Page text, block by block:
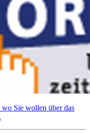
Sie wollen über das